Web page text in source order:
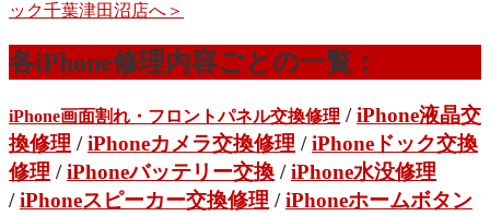
ック千葉津田沼店へ＞
各iPhone修理内容ごとの一覧：
iPhone画面割れ・フロントパネル交換修理 /iPhone液晶交
換修理 /iPhoneカメラ交換修理 /iPhoneドック交換
修理 /iPhoneバッテリー交換 /iPhone水没修理
/iPhoneスピーカー交換修理 /iPhoneホームボタン